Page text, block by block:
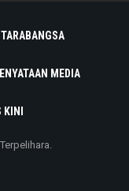
MEDIA